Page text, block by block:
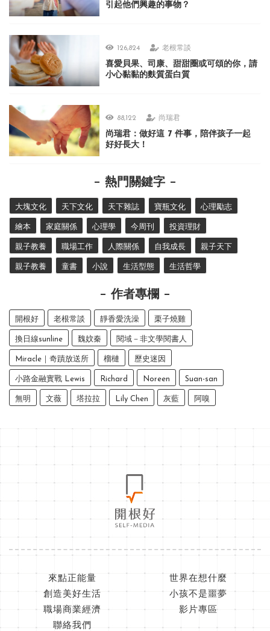
引起他們興趣的事物？
126,824 老根常談
喜愛貝果、司康、甜甜圈或可頌的你，請
小心黏黏的麩質蛋白質
88,122 尚瑞君
尚瑞君：做好這 7 件事，陪伴孩子一起
好好長大！
熱門關鍵字
大塊文化 天下文化 天下雜誌 寶瓶文化 心理勵志
繪本 家庭關係 心理學 今周刊 投資理財
親子教養 職場工作 人際關係 自我成長 親子天下
親子教養 童書 小說 生活型態 生活哲學
作者專欄
開根好 老根常談 靜香愛洗澡 栗子燒雞
換日線sunline 魏妏秦 閱域－非文學閱書人
Miracle｜奇蹟放送所 榴槤 歷史迷因
小路金融實戰 Lewis Richard Noreen Suan-san
無明 文薇 塔拉拉 Lily Chen 灰藍 阿嗅
來點正能量
世界在想什麼
創造美好生活
小孩不是噩夢
職場商業經濟
影片專區
聯絡我們